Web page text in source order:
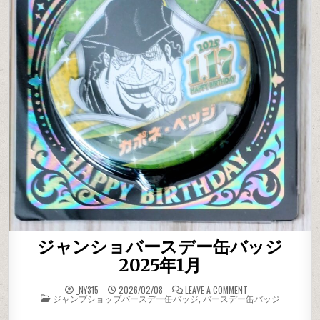
ジャンショバースデー缶バッジ
2025年1月
_NY315 2026/02/08 LEAVE A COMMENT
POSTED IN
ジャンプショップバースデー缶バッジ, バースデー缶バッジ